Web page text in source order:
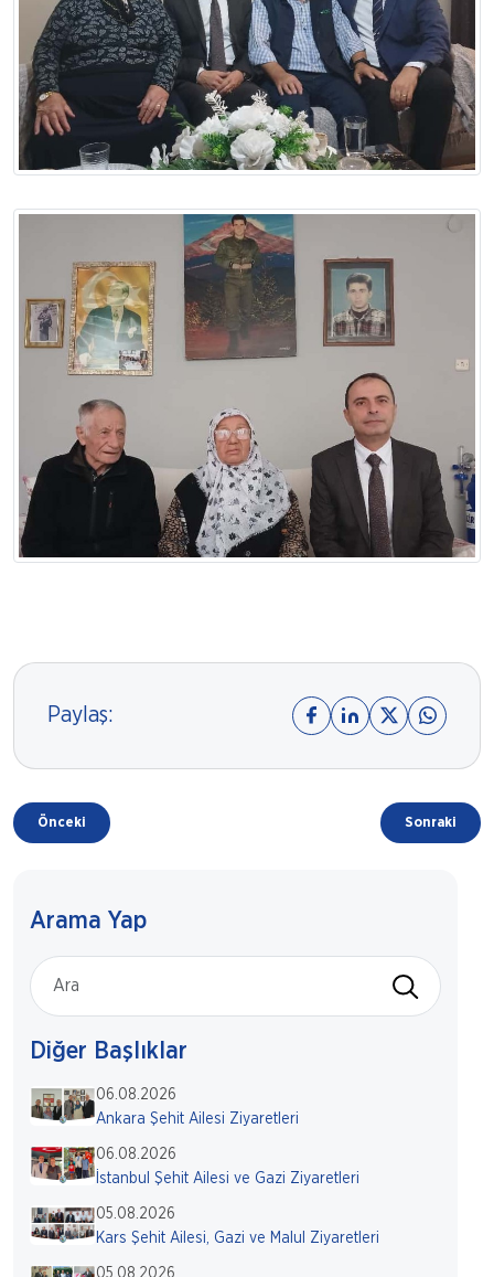
Paylaş:
Önceki Sonraki
Arama Yap
Diğer Başlıklar
06.08.2026
Ankara Şehit Ailesi Ziyaretleri
06.08.2026
İstanbul Şehit Ailesi ve Gazi Ziyaretleri
05.08.2026
Kars Şehit Ailesi, Gazi ve Malul Ziyaretleri
05.08.2026